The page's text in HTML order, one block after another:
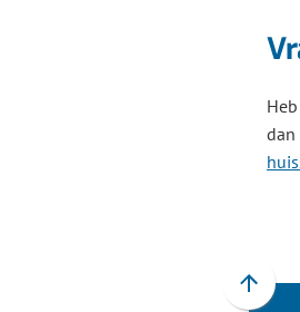
dan
Scroll